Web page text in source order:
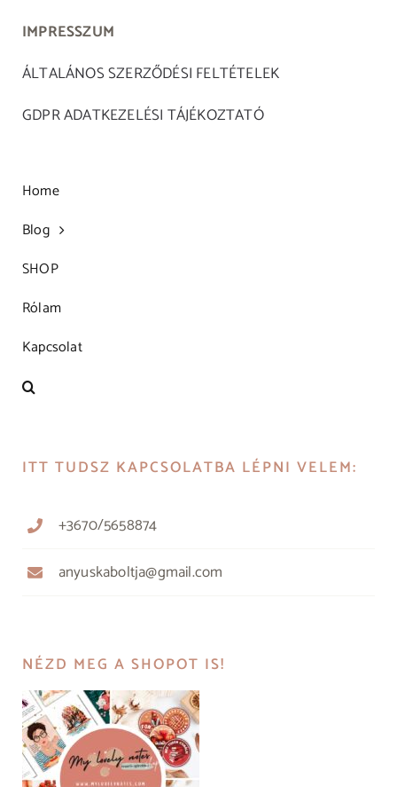
IMPRESSZUM
ÁLTALÁNOS SZERZŐDÉSI FELTÉTELEK
GDPR ADATKEZELÉSI TÁJÉKOZTATÓ
Home
Blog
SHOP
Rólam
Kapcsolat
ITT TUDSZ KAPCSOLATBA LÉPNI VELEM:
+3670/5658874
anyuskaboltja@gmail.com
NÉZD MEG A SHOPOT IS!